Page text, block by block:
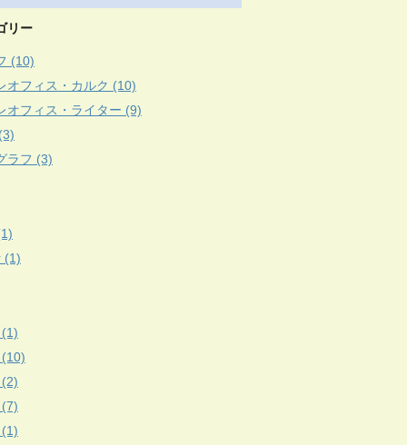
リー
(10)
オフィス・カルク (10)
オフィス・ライター (9)
ラフ (3)
(1)